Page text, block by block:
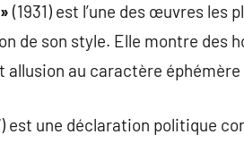
(1931) est l’une des œuvres les
de son style. Elle montre des
au caractère
est une déclaration politique